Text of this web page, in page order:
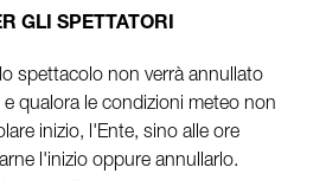
GLI SPETTATORI
spettacolo non verrà annullato
qualora le condizioni meteo non
inizio, l'Ente, sino alle ore
l'inizio oppure annullarlo.